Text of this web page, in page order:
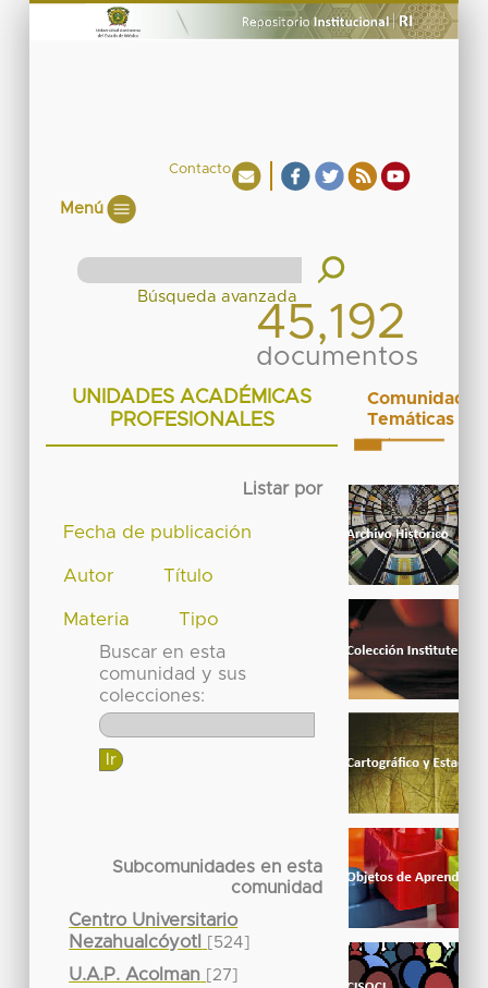
Contacto
Menú
45,192
documentos
UNIDADES ACADÉMICAS
PROFESIONALES
Listar por
Fecha de publicación
Autor Título
Materia
Tipo
Buscar en esta
comunidad y sus
colecciones:
Subcomunidades en esta
comunidad
Centro Universitario
Nezahualcóyotl
[524]
U.A.P. Acolman [27]
Comunidades
Temáticas